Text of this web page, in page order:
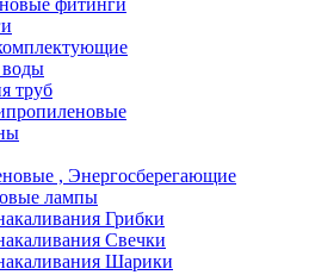
фитинги
воды
труб
, Энергосберегающие
лампы
Грибки
Свечки
Шарики